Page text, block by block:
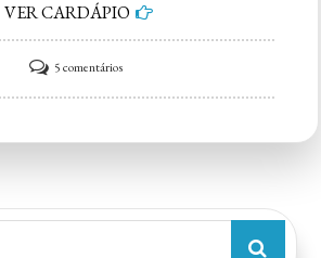
VER CARDÁPIO
5 comentáriosem
Elza